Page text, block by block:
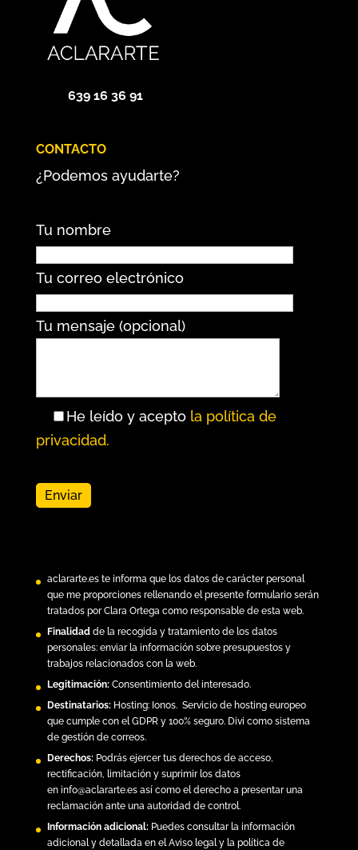
639 16 36 91
CONTACTO
¿Podemos ayudarte?
Tu nombre
Tu correo electrónico
Tu mensaje (opcional)
He leído y acepto la política de
privacidad.
aclararte.este informa que los datos de carácter personal
que me proporciones rellenando el presente formulario serán
tratados por Clara Ortega como responsable de esta web.
Finalidadde la recogida y tratamiento de los datos
personales: enviar la información sobre presupuestos y
trabajos relacionados con la web.
Legitimación: Consentimiento del interesado.
Destinatarios:Hosting: Ionos.Servicio de hosting europeo
que cumple con el GDPR y 100% seguro. Divi como sistema
de gestión de correos.
Derechos: Podrás ejercer tus derechos de acceso,
rectificación, limitación y suprimir los datos
en info@aclararte.esasí como el derecho a presentar una
reclamación ante una autoridad de control.
Información adicional:Puedes consultar la información
adicional y detallada en elAviso legal y la política de